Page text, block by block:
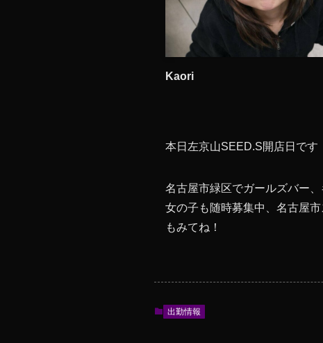
Kaori
本日左京山SEED.S開店日です
名古屋市緑区でガールズバー
女の子も随時募集中、名古屋
もみてね！
出勤情報